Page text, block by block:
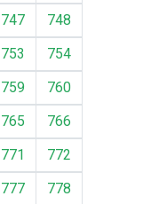
747
748
753
754
759
760
765
766
771
772
777
778